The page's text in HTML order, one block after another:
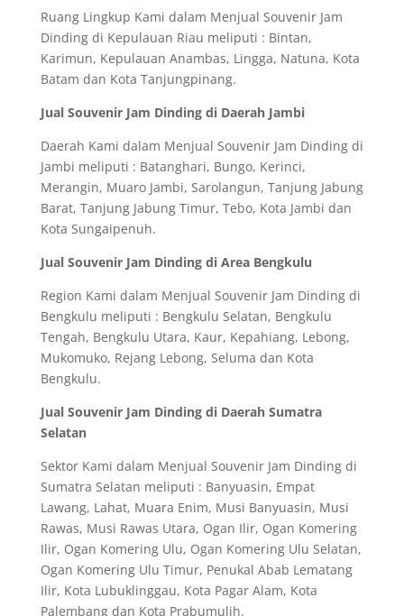
Ruang Lingkup Kami dalam Menjual Souvenir Jam
Dinding di Kepulauan Riau meliputi : Bintan,
Karimun, Kepulauan Anambas, Lingga, Natuna, Kota
Batam dan Kota Tanjungpinang.
Jual Souvenir Jam Dinding di Daerah Jambi
Daerah Kami dalam Menjual Souvenir Jam Dinding di
Jambi meliputi : Batanghari, Bungo, Kerinci,
Merangin, Muaro Jambi, Sarolangun, Tanjung Jabung
Barat, Tanjung Jabung Timur, Tebo, Kota Jambi dan
Kota Sungaipenuh.
Jual Souvenir Jam Dinding di Area Bengkulu
Region Kami dalam Menjual Souvenir Jam Dinding di
Bengkulu meliputi : Bengkulu Selatan, Bengkulu
Tengah, Bengkulu Utara, Kaur, Kepahiang, Lebong,
Mukomuko, Rejang Lebong, Seluma dan Kota
Bengkulu.
Jual Souvenir Jam Dinding di Daerah Sumatra
Selatan
Sektor Kami dalam Menjual Souvenir Jam Dinding di
Sumatra Selatan meliputi : Banyuasin, Empat
Lawang, Lahat, Muara Enim, Musi Banyuasin, Musi
Rawas, Musi Rawas Utara, Ogan Ilir, Ogan Komering
Ilir, Ogan Komering Ulu, Ogan Komering Ulu Selatan,
Ogan Komering Ulu Timur, Penukal Abab Lematang
Ilir, Kota Lubuklinggau, Kota Pagar Alam, Kota
Palembang dan Kota Prabumulih.